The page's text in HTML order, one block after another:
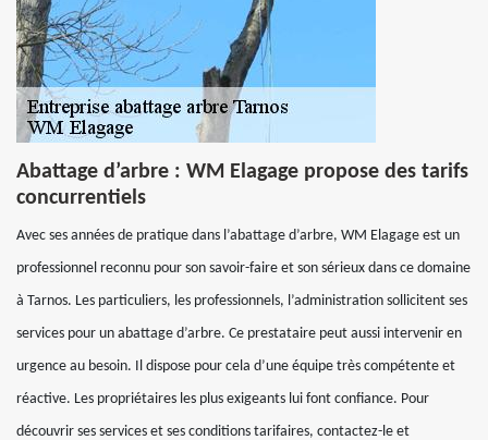
Abattage d’arbre : WM Elagage propose des tarifs
concurrentiels
Avec ses années de pratique dans l’abattage d’arbre, WM Elagage est un
professionnel reconnu pour son savoir-faire et son sérieux dans ce domaine
à Tarnos. Les particuliers, les professionnels, l’administration sollicitent ses
services pour un abattage d’arbre. Ce prestataire peut aussi intervenir en
urgence au besoin. Il dispose pour cela d’une équipe très compétente et
réactive. Les propriétaires les plus exigeants lui font confiance. Pour
découvrir ses services et ses conditions tarifaires, contactez-le et